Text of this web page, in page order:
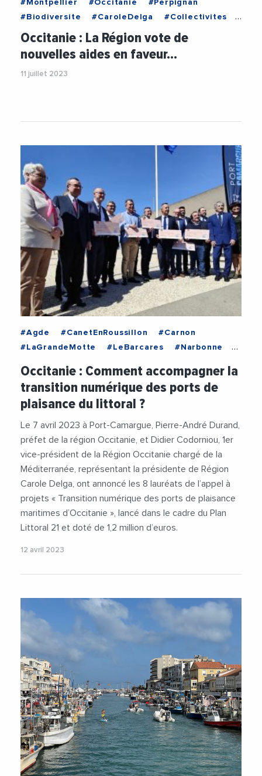
#Montpellier #Occitanie
#Perpignan
#Biodiversite
#CaroleDelga
#Collectivites
#Economie
#Entreprises
#Environnement
#Mediterranee
#RegionOccitanie1
Occitanie : La Région vote de
nouvelles aides en faveur…
11 juillet 2023
#Agde #CanetEnRoussillon
#Carnon
#LaGrandeMotte
#LeBarcares
#Narbonne
#DidierCodorniou
#Economie
#Environnement
#Financement
#Littoral
#Nautisme
#PlanLittoral21
#PortDePlaisance
#RegionOccitanie1
Occitanie : Comment accompagner la
transition numérique des ports de
plaisance du littoral ?
Le 7 avril 2023 à Port-Camargue, Pierre-André Durand,
préfet de la région Occitanie, et Didier Codorniou, 1er
vice-président de la Région Occitanie chargé de la
Méditerranée, représentant la présidente de Région
Carole Delga, ont annoncé les 8 lauréats de l’appel à
projets « Transition numérique des ports de plaisance
maritimes d’Occitanie », lancé dans le cadre du Plan
Littoral 21 et doté de 1,2 million d’euros.
12 avril 2023